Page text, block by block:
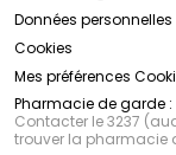
Données personnelles
Cookies
Mes préférences
Pharmacie de garde :
Contacter le 3237
trouver la pharmacie